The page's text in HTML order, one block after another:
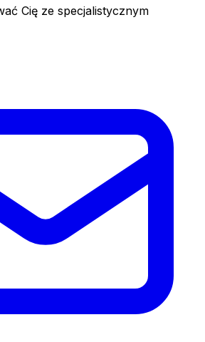
Cię ze specjalistycznym